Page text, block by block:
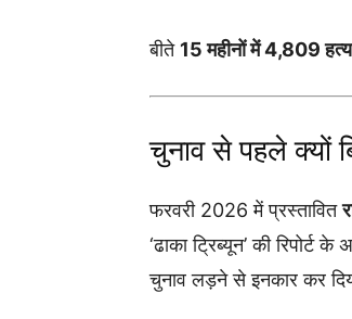
बीते 15 महीनों में 4,809
चुनाव से पहले क्यों
फरवरी 2026 में प्रस्तावित
‘ढाका ट्रिब्यून’ की रिपोर्ट के
चुनाव लड़ने से इनकार कर